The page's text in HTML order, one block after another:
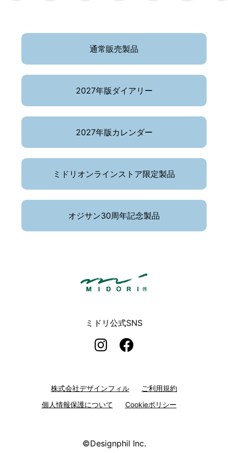
通常販売製品
2027年版 ダイアリー
2027年版 カレンダー
ミドリオンラインストア限定製品
オジサン30周年記念製品
ミドリ公式SNS
株式会社デザインフィル
ご利用規約
個人情報保護について
Cookieポリシー
©Designphil Inc.